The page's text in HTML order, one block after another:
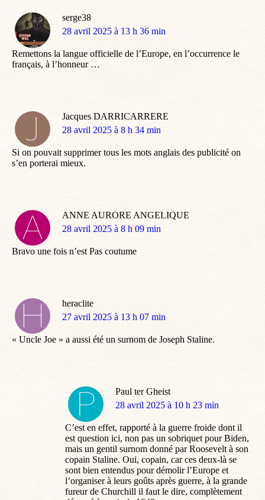
serge38
dit
28 avril 2025 à 13 h 36 min
Remettons la langue officielle de l’Europe, en l’occurrence le
français, à l’honneur …
Jacques DARRICARRERE
dit
28 avril 2025 à 8 h 34 min
Si on pouvait supprimer tous les mots anglais des publicité on
s’en porterai mieux.
ANNE AURORE ANGELIQUE
dit
28 avril 2025 à 8 h 09 min
Bravo une fois n’est Pas coutume
heraclite
dit
27 avril 2025 à 13 h 07 min
« Uncle Joe » a aussi été un surnom de Joseph Staline.
Paul ter Gheist
dit
28 avril 2025 à 10 h 23 min
C’est en effet, rapporté à la guerre froide dont il
est question ici, non pas un sobriquet pour Biden,
mais un gentil surnom donné par Roosevelt à son
copain Staline. Oui, copain, car ces deux-là se
sont bien entendus pour démolir l’Europe et
l’organiser à leurs goûts après guerre, à la grande
fureur de Churchill il faut le dire, complètement